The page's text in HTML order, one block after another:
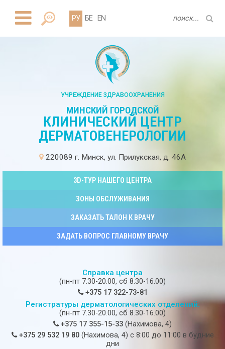
РУ БЕ EN
УЧРЕЖДЕНИЕ ЗДРАВООХРАНЕНИЯ
МИНСКИЙ ГОРОДСКОЙ
КЛИНИЧЕСКИЙ ЦЕНТР
ДЕРМАТОВЕНЕРОЛОГИИ
220089 г. Минск, ул. Прилукская, д. 46А
3D-ТУР НАШЕГО ЦЕНТРА
ЗОНЫ ОБСЛУЖИВАНИЯ
ЗАКАЗАТЬ ТАЛОН К ВРАЧУ
ЗАДАТЬ ВОПРОС ГЛАВНОМУ ВРАЧУ
Справка центра
(пн-пт 7.30-20.00, сб 8.30-16.00)
+375 17 322-73-81
Регистратуры дерматологических отделений:
(пн-пт 7.30-20.00, сб 8.30-16.00)
+375 17 355-15-33 (Нахимова, 4)
+375 29 532 19 80(Нахимова, 4) c 8:00 до 11:00 в будние
дни